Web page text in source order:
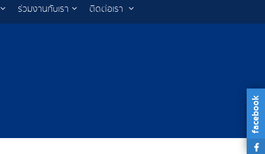
ร่วมงานกับเรา ติดต่อเรา
facebook